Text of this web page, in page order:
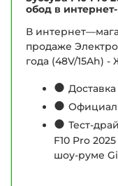
обод в
В
продаже
года (48V/15Ah)
●
●
● Тест-
F10 Pro
шоу-руме